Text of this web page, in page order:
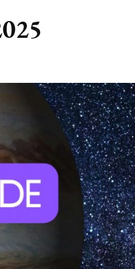
(BULLET) JOURNALLING
DUURZAAMHEID
WILDPLUKKEN